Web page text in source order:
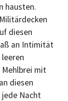
hausten.
diesen
an Intimität
Mehlbrei mit
diesen
jede Nacht